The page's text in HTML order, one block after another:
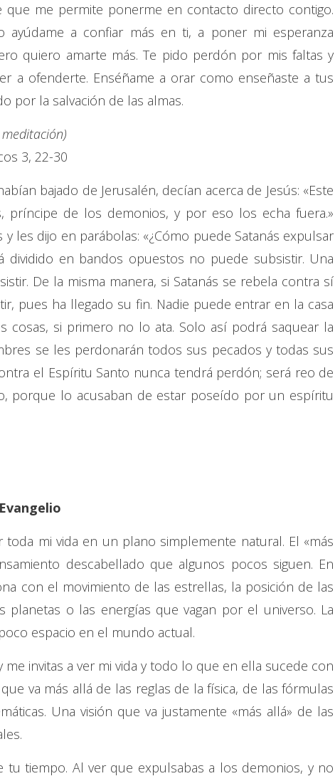
me permite ponerme en contacto directo contigo.
a confiar más en ti, a poner mi esperanza
quiero amarte más. Te pido perdón por mis faltas y
a ofenderte. Enséñame a orar como enseñaste a tus
por la salvación de las almas.
3, 22-30
bajado de Jerusalén, decían acerca de Jesús: «Este
príncipe de los demonios, y por eso los echa fuera.»
les dijo en parábolas: «¿Cómo puede Satanás expulsar
dividido en bandos opuestos no puede subsistir. Una
De la misma manera, si Satanás se rebela contra sí
pues ha llegado su fin. Nadie puede entrar en la casa
cosas, si primero no lo ata. Solo así podrá saquear la
se les perdonarán todos sus pecados y todas sus
el Espíritu Santo nunca tendrá perdón; será reo de
porque lo acusaban de estar poseído por un espíritu
mi vida en un plano simplemente natural. El «más
descabellado que algunos pocos siguen. En
con el movimiento de las estrellas, la posición de las
planetas o las energías que vagan por el universo. La
espacio en el mundo actual.
me invitas a ver mi vida y todo lo que en ella sucede con
va más allá de las reglas de la física, de las fórmulas
Una visión que va justamente «más allá» de las
tu tiempo. Al ver que expulsabas a los demonios, y no